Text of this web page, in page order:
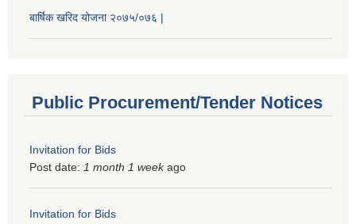
बार्षिक खरिद योजना २०७५/०७६ |
Public Procurement/Tender Notices
Invitation for Bids
Post date: 1 month 1 weekago
Invitation for Bids